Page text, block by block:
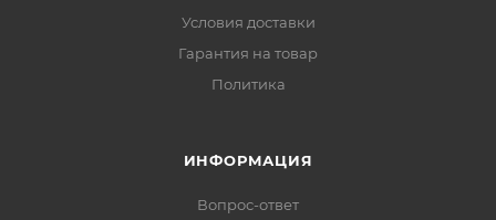
Условия доставки
Гарантия на товар
Политика
ИНФОРМАЦИЯ
Вопрос-ответ